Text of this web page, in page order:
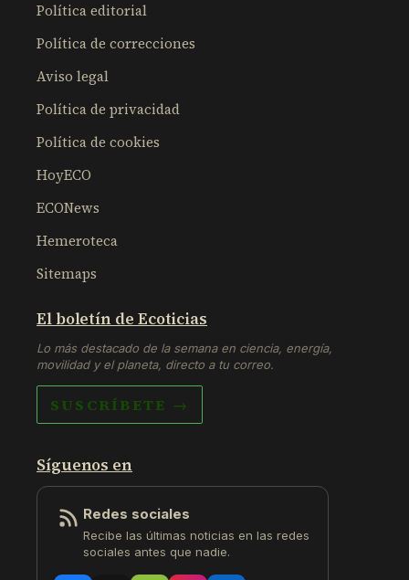
Política editorial
Política de correcciones
Aviso legal
Política de privacidad
Política de cookies
HoyECO
ECONews
Hemeroteca
Sitemaps
El boletín de Ecoticias
Lo más destacado de la semana en ciencia, energía,
movilidad y el planeta, directo a tu correo.
SUSCRÍBETE →
Síguenos en
Redes sociales
Recibe las últimas noticias en las redes
sociales antes que nadie.